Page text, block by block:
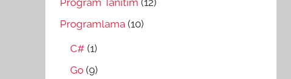
Program Tanıtım (12)
Programlama (10)
C# (1)
Go (9)